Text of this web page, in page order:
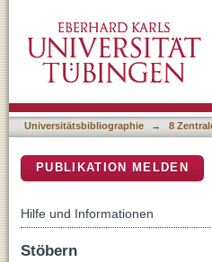
Universitätsbibliographie → 8
PUBLIKATION MELDEN
Hilfe und Informationen
Stöbern